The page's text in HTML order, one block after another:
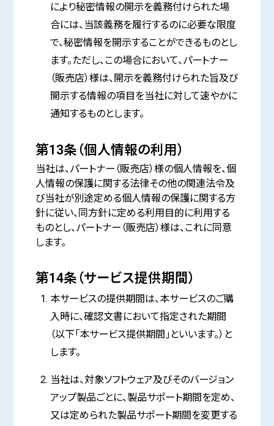
により秘密情報の開示を義務付けられた場
合には、当該義務を履行するのに必要な限度
で、秘密情報を開示することができるものとし
ます。ただし、この場合において、パートナー
（販売店）様は、開示を義務付けられた旨及び
開示する情報の項目を当社に対して速やかに
通知するものとします。
第13条（個人情報の利用）
当社は、パートナー（販売店）様の個人情報を、個
人情報の保護に関する法律その他の関連法令及
び当社が別途定める個人情報の保護に関する方
針に従い、同方針に定める利用目的に利用する
ものとし、パートナー（販売店）様は、これに同意
します。
第14条（サービス提供期間）
本サービスの提供期間は、本サービスのご購
入時に、確認文書において指定された期間
（以下「本サービス提供期間」といいます。）と
します。
当社は、対象ソフトウェア及びそのバージョン
アップ製品ごとに、製品サポート期間を定め、
又は定められた製品サポート期間を変更する